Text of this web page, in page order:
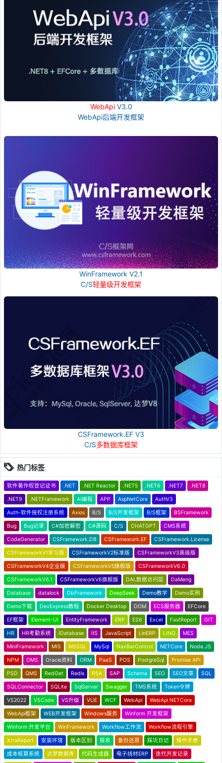
WebApiV3.0
WebApi后端开发框架
WinFramework V2.1
C/S轻量级开发框架
CSFramework.EF V3
C/S多数据库框架
热门标签
软件著作权登记证书 .NET .NET Reactor .NET5 .NET6 .NET7 .NET8
.NET9 .NETFramework AI编程 APP AspNetCore AuthV3
Auth-软件授权注册系统 Axios B/S B/S开发框架 B/S框架 BSFramework
Bug Bug记录 C#加密解密 C#源码 C/S CHATGPT CMS系统
CodeGenerator CSFramework.DB CSFramework.EF CSFramework.License
CSFrameworkV1学习版 CSFrameworkV2标准版 CSFrameworkV3高级版
CSFrameworkV4企业版 CSFrameworkV5旗舰版 CSFrameworkV6.0
CSFrameworkV6.1 CSFrameworkV6旗舰版 DAL数据访问层 DaMeng
Database datalock DbFramework DeepSeek Demo教学 Demo实例
Demo下载 DevExpress教程 Docker Desktop DOM ECS服务器 EFCore
EF框架 Element-UI EntityFramework ERP ES6 Excel FastReport GIT
HR HR考勤系统 IDatabase IIS JavaScript LinERP LINQ MES
MiniFramework MIS MSSQL MySql NavBarControl NETCore Node.JS
NPM OMS Oracle资料 ORM PaaS POS PostgreSql Promise API
PSD QMS RedGet Redis RSA SAP Schema SEO SEO文章 SQL
SQLConnector SQLite SqlServer Swagger TMS系统 Token令牌
VS2022 VSCode VS升级 VUE WCF WebApi WebApi NETCore
WebApi框架 WEB开发框架 Windows服务 Winform 开发框架
Winform 开发平台 WinFramework Workflow工作流 Workflow流程引擎
XtraReport 安装环境 版本区别 报表 备份还原 踩坑日记 操作手册
成本核算系统 达梦数据库 代码生成器 电子线材ERP 迭代开发记录